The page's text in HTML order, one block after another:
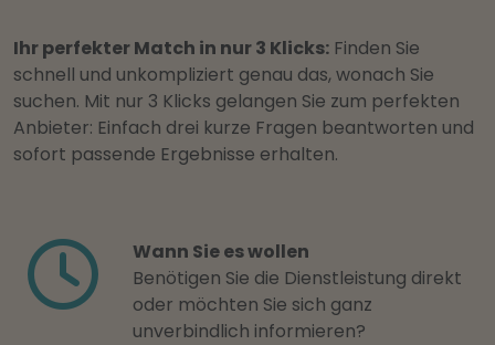
Ihr perfekter Match in nur 3 Klicks: Finden Sie
schnell und unkompliziert genau das, wonach Sie
suchen. Mit nur 3 Klicks gelangen Sie zum perfekten
Anbieter: Einfach drei kurze Fragen beantworten und
sofort passende Ergebnisse erhalten.
Wann Sie es wollen
Benötigen Sie die Dienstleistung direkt
oder möchten Sie sich ganz
unverbindlich informieren?